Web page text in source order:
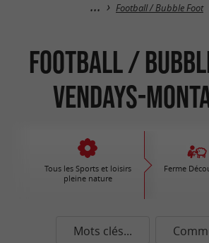
Football / Bubble Foot
Football /
Vendays-
Tous les Sports et loisirs
pleine nature
Ferme
Mots clés...